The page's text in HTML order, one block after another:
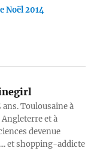
Noël 2014
Toulousaine à
et à
devenue
et shopping-addicte